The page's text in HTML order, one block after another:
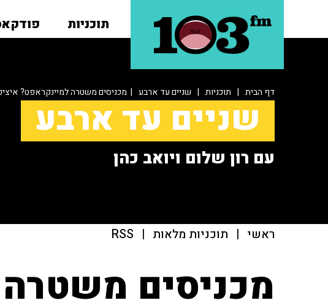
תוכניות
דף הבית | תוכניות | שניים עד ארבע | מכניסים משטרה למיינקראפט?
שניים עד ארבע
עם רון שלום ויואב כהן
ראשי | תוכניות מלאות |
RSS
מכניסים